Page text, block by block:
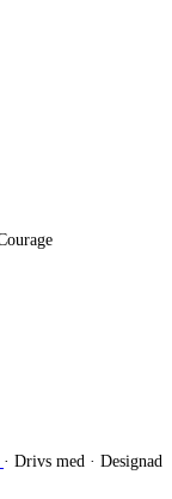
· Drivs med · Designad